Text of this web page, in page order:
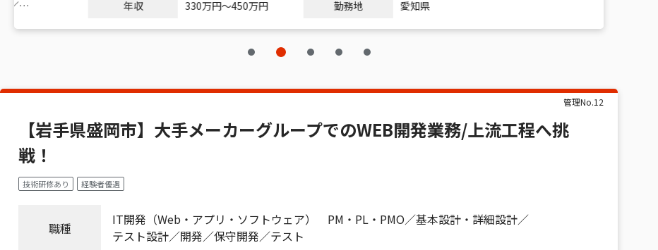
330万円 450万円 愛知県
管理No.12
【岩手県盛岡市】大手メーカーグループでのWEB開発業務/上流工程へ挑
戦！
技術研修あり 経験者優遇
職種
IT開発（Web・アプリ・ソフトウェア） PM・PL・PMO
基本設計・詳細設計
テスト設計
開発 保守開発 テスト